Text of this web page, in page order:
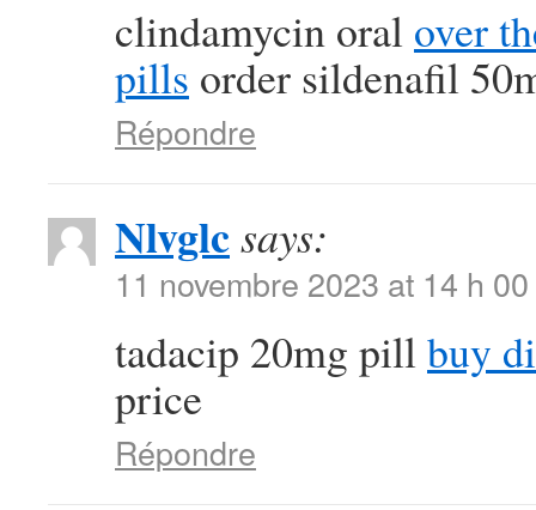
clindamycin oral over
pills order sildenafil
Répondre
Nlvglcsays:
11 novembre 2023 at 14 h
tadacip 20mg pillbuy
price
Répondre